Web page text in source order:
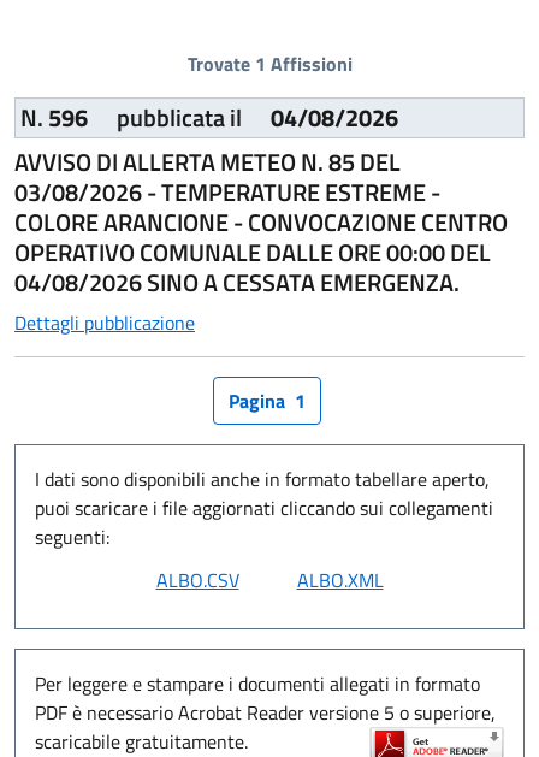
Trovate 1 Affissioni
N.596 pubblicata il
04/08/2026
AVVISO DI ALLERTA METEO N. 85 DEL
03/08/2026 - TEMPERATURE ESTREME -
COLORE ARANCIONE - CONVOCAZIONE CENTRO
OPERATIVO COMUNALE DALLE ORE 00:00 DEL
04/08/2026 SINO A CESSATA EMERGENZA.
Dettagli pubblicazione
Pagina 1
I dati sono disponibili anche in formato tabellare aperto,
puoi scaricare i file aggiornati cliccando sui collegamenti
seguenti:
Per leggere e stampare i documenti allegati in formato
PDF è necessario Acrobat Reader versione 5 o superiore,
scaricabile gratuitamente.